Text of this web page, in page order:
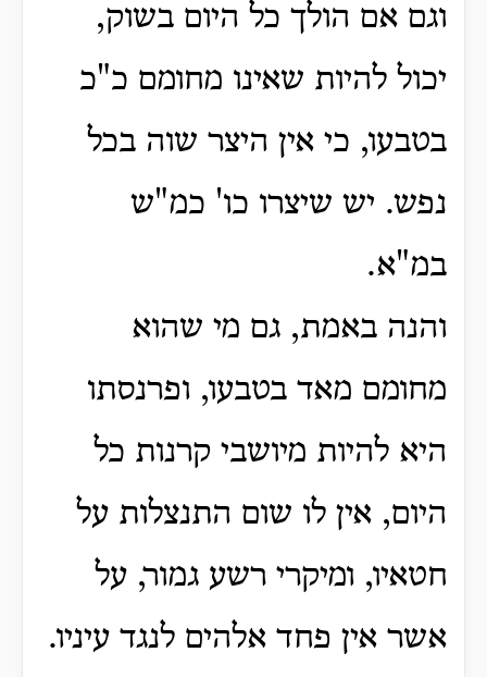
וגם אם הולך כל היום בשוק,
יכול להיות שאינו מחומם כ"כ
בטבעו, כי אין היצר שוה בכל
נפש. יש שיצרו כו' כמ"ש
במ"א.
והנה באמת, גם מי שהוא
מחומם מאד בטבעו, ופרנסתו
היא להיות מיושבי קרנות כל
היום, אין לו שום התנצלות על
חטאיו, ומיקרי רשע גמור, על
אשר אין פחד אלהים לנגד עיניו.